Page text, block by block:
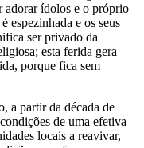
adorar ídolos e o próprio
espezinhada e os seus
ser privado da
esta ferida gera
porque fica sem
a partir da década de
de uma efetiva
locais a reavivar,